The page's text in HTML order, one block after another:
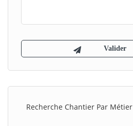
Recherche Chantier Par Métier